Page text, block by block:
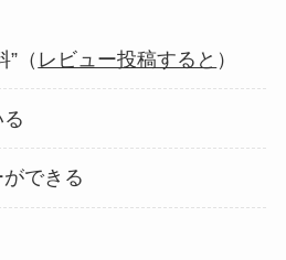
”（ レビュー投稿すると ）
できる